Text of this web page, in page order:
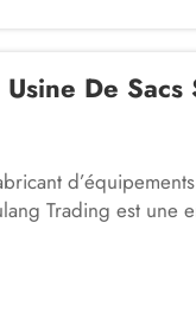
De Sacs
Trading est une
usine de sacs